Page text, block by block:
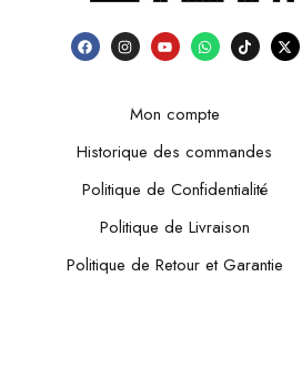
Mon compte
Historique des commandes
Politique de Confidentialité
Politique de Livraison
Politique de Retour et Garantie